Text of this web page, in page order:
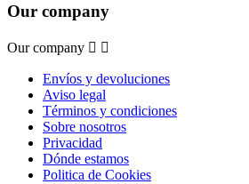
Our company
Our company  
Envíos y devoluciones
Aviso legal
Términos y condiciones
Sobre nosotros
Privacidad
Dónde estamos
Politica de Cookies